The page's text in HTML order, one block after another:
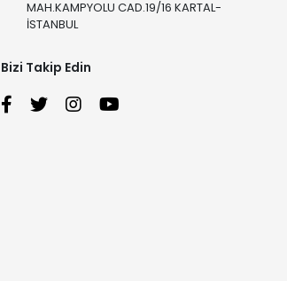
MAH.KAMPYOLU CAD.19/16 KARTAL-
İSTANBUL
Bizi Takip Edin